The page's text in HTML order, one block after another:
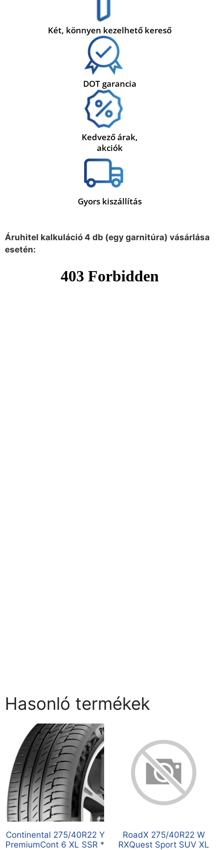
Két, könnyen kezelhető kereső
DOT garancia
Kedvező árak,
akciók
Gyors kiszállítás
Áruhitel kalkuláció 4 db (egy garnitúra) vásárlása
esetén:
Hasonló termékek
Continental 275/40R22 Y
PremiumCont 6 XL SSR *
RoadX 275/40R22 W
RXQuest Sport SUV XL